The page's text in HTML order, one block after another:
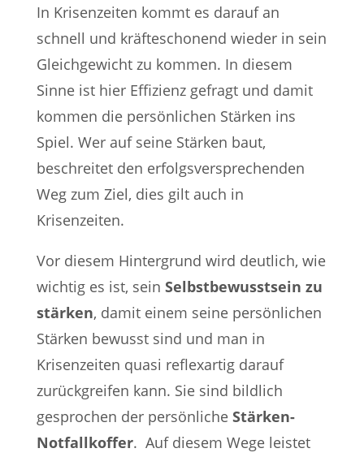
In Krisenzeiten kommt es darauf an
schnell und kräfteschonend wieder in sein
Gleichgewicht zu kommen. In diesem
Sinne ist hier Effizienz gefragt und damit
kommen die persönlichen Stärken ins
Spiel. Wer auf seine Stärken baut,
beschreitet den erfolgsversprechenden
Weg zum Ziel, dies gilt auch in
Krisenzeiten.
Vor diesem Hintergrund wird deutlich, wie
wichtig es ist, sein Selbstbewusstsein zu
stärken, damit einem seine persönlichen
Stärken bewusst sind und man in
Krisenzeiten quasi reflexartig darauf
zurückgreifen kann. Sie sind bildlich
gesprochen der persönliche Stärken-
Notfallkoffer. Auf diesem Wege leistet